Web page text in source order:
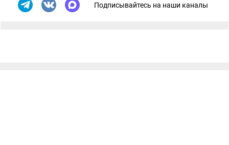
Подписывайтесь на наши каналы